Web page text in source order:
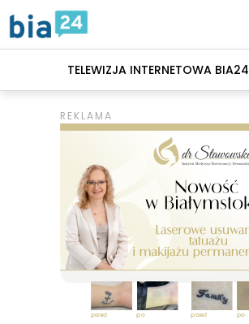
TELEWIZJA INTERNETOWA BIA24